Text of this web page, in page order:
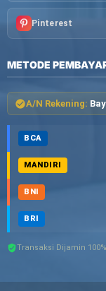
Pinterest
METODE
A/N Rekening:
BCA
MANDIRI
BNI
BRI
Transaksi Dijamin